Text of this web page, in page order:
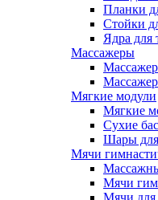
Планки
Стойки
Ядра для
Массажеры
Массажер
Мягкие модули
Мягкие
Сухие
Шары для
Мячи
Мячи
Мячи для